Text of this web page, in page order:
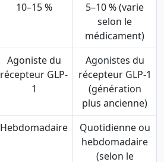
10–15 %
5–10 % (varie
selon le
médicament)
Agoniste du
récepteur GLP-
1
Agonistes du
récepteur GLP-1
(génération
plus ancienne)
Hebdomadaire
Quotidienne ou
hebdomadaire
(selon le